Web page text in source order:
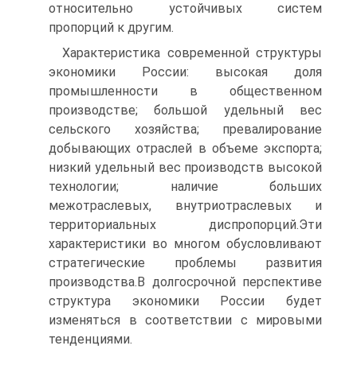
относительно устойчивых систем
пропорций к другим.
Характеристика современной структуры
экономики России: высокая доля
промышленности в общественном
производстве; большой удельный вес
сельского хозяйства; превалирование
добывающих отраслей в объеме экспорта;
низкий удельный вес производств высокой
технологии; наличие больших
межотраслевых, внутриотраслевых и
территориальных диспропорций.Эти
характеристики во многом обусловливают
стратегические проблемы развития
производства.В долгосрочной перспективе
структура экономики России будет
изменяться в соответствии с мировыми
тенденциями.